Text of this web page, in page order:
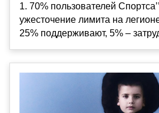
1. 70% пользователей
ужесточение лимита на
25% поддерживают, 5% –